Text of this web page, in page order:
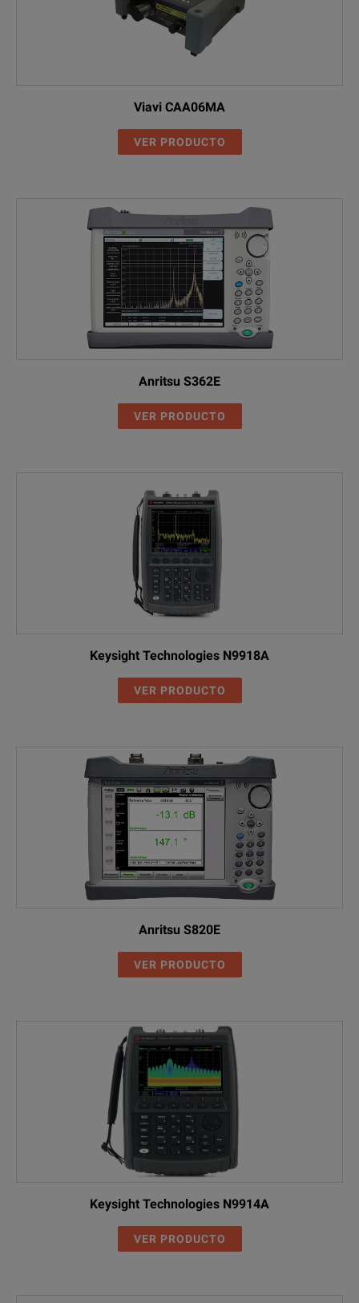
Viavi CAA06MA
VER PRODUCTO
Anritsu S362E
VER PRODUCTO
Keysight Technologies N9918A
VER PRODUCTO
Anritsu S820E
VER PRODUCTO
Keysight Technologies N9914A
VER PRODUCTO